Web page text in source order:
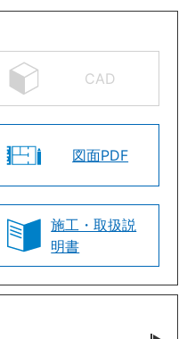
CAD
図面PDF
施工・取扱説
明書